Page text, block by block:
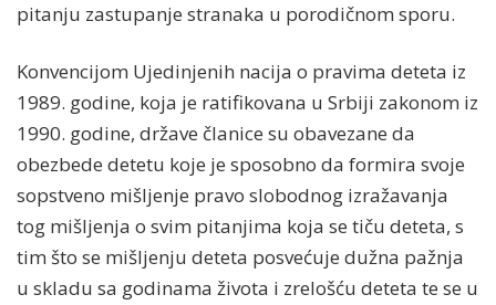
pitanju zastupanje stranaka u porodičnom sporu.
Konvencijom Ujedinjenih nacija o pravima deteta iz
1989. godine, koja je ratifikovana u Srbiji zakonom iz
1990. godine, države članice su obavezane da
obezbede detetu koje je sposobno da formira svoje
sopstveno mišljenje pravo slobodnog izražavanja
tog mišljenja o svim pitanjima koja se tiču deteta, s
tim što se mišljenju deteta posvećuje dužna pažnja
u skladu sa godinama života i zrelošću deteta te se u